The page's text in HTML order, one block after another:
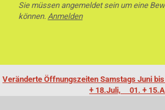
Sie müssen angemeldet sein um eine
können. Anmelden
Veränderte Öffnungszeiten Samstags Juni
+ 18.Juli, 01. +